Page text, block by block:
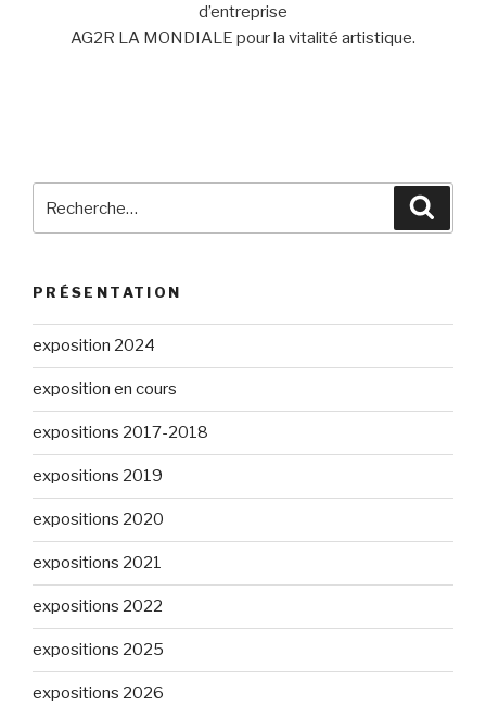
d’entreprise
AG2R LA MONDIALE pour la vitalité artistique.
pour
PRÉSENTATION
exposition 2024
exposition en cours
expositions 2017-2018
expositions 2019
expositions 2020
expositions 2021
expositions 2022
expositions 2025
expositions 2026